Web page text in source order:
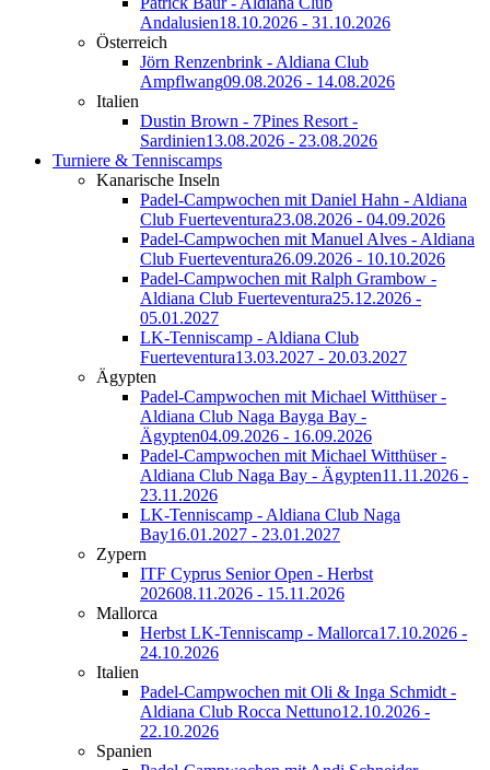
Andalusien18.10.2026 - 31.10.2026
Österreich
Jörn Renzenbrink - Aldiana Club
Ampflwang09.08.2026 - 14.08.2026
Italien
Dustin Brown - 7Pines Resort -
Sardinien13.08.2026 - 23.08.2026
Turniere & Tenniscamps
Kanarische Inseln
Padel-Campwochen mit Daniel Hahn - Aldiana
Club Fuerteventura23.08.2026 - 04.09.2026
Padel-Campwochen mit Manuel Alves - Aldiana
Club Fuerteventura26.09.2026 - 10.10.2026
Padel-Campwochen mit Ralph Grambow -
Aldiana Club Fuerteventura25.12.2026 -
05.01.2027
LK-Tenniscamp - Aldiana Club
Fuerteventura13.03.2027 - 20.03.2027
Ägypten
Padel-Campwochen mit Michael Witthüser -
Aldiana Club Naga Bayga Bay -
Ägypten04.09.2026 - 16.09.2026
Padel-Campwochen mit Michael Witthüser -
Aldiana Club Naga Bay - Ägypten11.11.2026 -
23.11.2026
LK-Tenniscamp - Aldiana Club Naga
Bay16.01.2027 - 23.01.2027
Zypern
ITF Cyprus Senior Open - Herbst
202608.11.2026 - 15.11.2026
Mallorca
Herbst LK-Tenniscamp - Mallorca17.10.2026 -
24.10.2026
Italien
Padel-Campwochen mit Oli & Inga Schmidt -
Aldiana Club Rocca Nettuno12.10.2026 -
22.10.2026
Spanien